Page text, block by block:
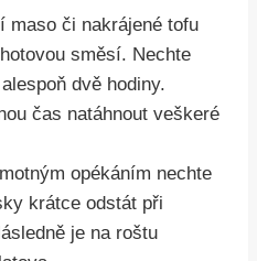
maso či nakrájené tofu
směsí. Nechte
dvě hodiny.
čas natáhnout veškeré
opékáním nechte
krátce odstát při
je na roštu